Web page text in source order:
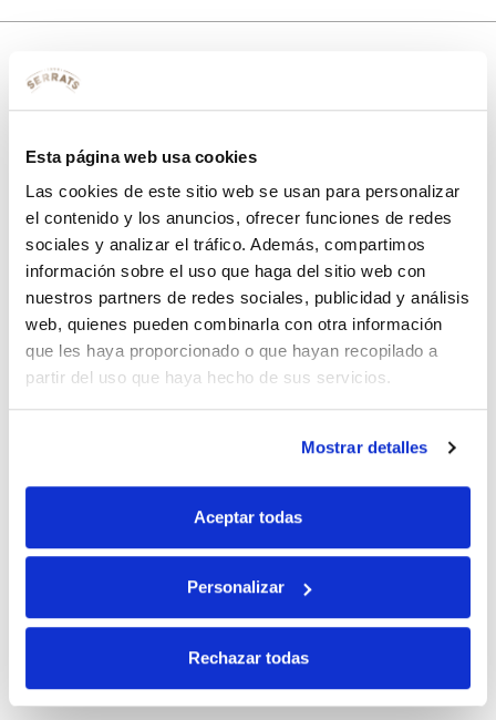
Esta página web usa cookies
Las cookies de este sitio web se usan para personalizar
el contenido y los anuncios, ofrecer funciones de redes
sociales y analizar el tráfico. Además, compartimos
información sobre el uso que haga del sitio web con
nuestros partners de redes sociales, publicidad y análisis
web, quienes pueden combinarla con otra información
que les haya proporcionado o que hayan recopilado a
partir del uso que haya hecho de sus servicios.
Mostrar detalles
Aceptar todas
Personalizar
Rechazar todas
10% de descuento
con tu primera compra.
Apúntate a nuestra newsletter para recibir nuestrasofertas
disfruta de un 10% de descuento en tu primera compra.
mensajería online, derechos: Acceder, rectificar y suprimir los datos, así como
otros derechos, como se explica en la información adicional.
SUBSCRIBETE AHORA